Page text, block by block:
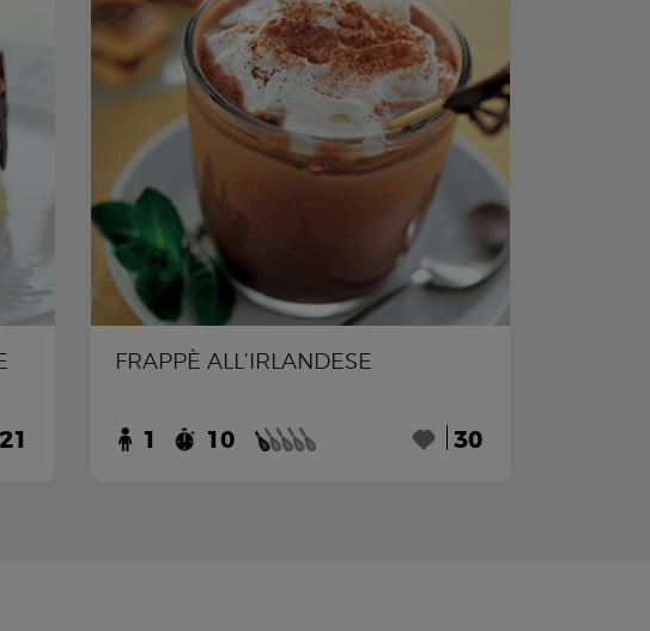
21
FRAPPÈ ALL’IRLANDESE
1 10 30